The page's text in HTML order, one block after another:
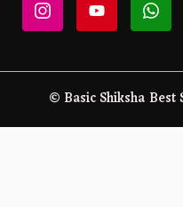
© Basic Shiksha